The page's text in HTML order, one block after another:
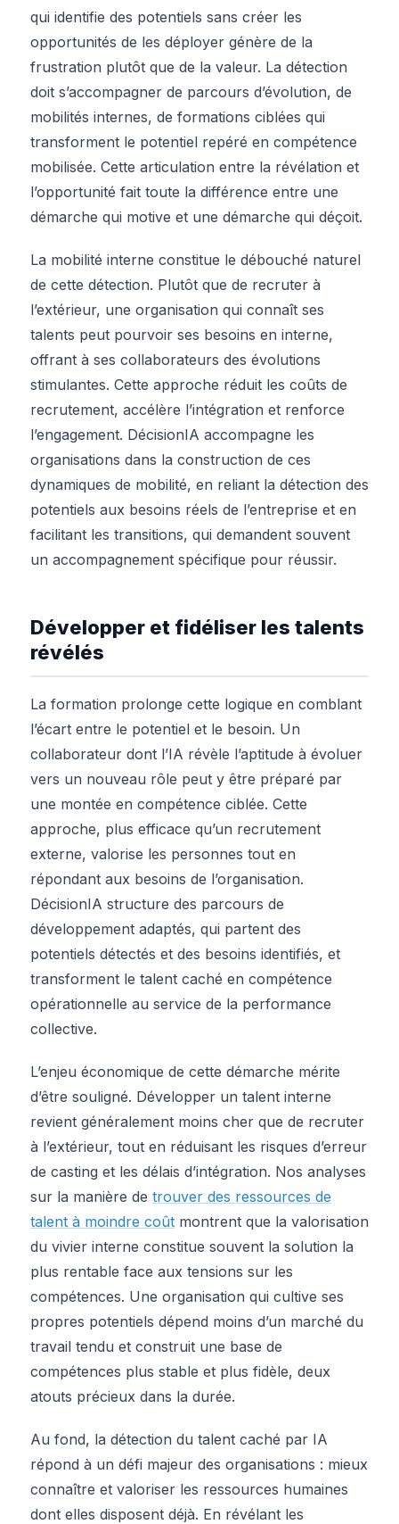
qui identifie des potentiels sans créer les
opportunités de les déployer génère de la
frustration plutôt que de la valeur. La détection
doit s’accompagner de parcours d’évolution, de
mobilités internes, de formations ciblées qui
transforment le potentiel repéré en compétence
mobilisée. Cette articulation entre la révélation et
l’opportunité fait toute la différence entre une
démarche qui motive et une démarche qui déçoit.
La mobilité interne constitue le débouché naturel
de cette détection. Plutôt que de recruter à
l’extérieur, une organisation qui connaît ses
talents peut pourvoir ses besoins en interne,
offrant à ses collaborateurs des évolutions
stimulantes. Cette approche réduit les coûts de
recrutement, accélère l’intégration et renforce
l’engagement. DécisionIA accompagne les
organisations dans la construction de ces
dynamiques de mobilité, en reliant la détection des
potentiels aux besoins réels de l’entreprise et en
facilitant les transitions, qui demandent souvent
un accompagnement spécifique pour réussir.
Développer et fidéliser les talents
révélés
La formation prolonge cette logique en comblant
l’écart entre le potentiel et le besoin. Un
collaborateur dont l’IA révèle l’aptitude à évoluer
vers un nouveau rôle peut y être préparé par
une montée en compétence ciblée. Cette
approche, plus efficace qu’un recrutement
externe, valorise les personnes tout en
répondant aux besoins de l’organisation.
DécisionIA structure des parcours de
développement adaptés, qui partent des
potentiels détectés et des besoins identifiés, et
transforment le talent caché en compétence
opérationnelle au service de la performance
collective.
L’enjeu économique de cette démarche mérite
d’être souligné. Développer un talent interne
revient généralement moins cher que de recruter
à l’extérieur, tout en réduisant les risques d’erreur
de casting et les délais d’intégration. Nos analyses
sur la manière de trouver des ressources de
talent à moindre coût montrent que la valorisation
du vivier interne constitue souvent la solution la
plus rentable face aux tensions sur les
compétences. Une organisation qui cultive ses
propres potentiels dépend moins d’un marché du
travail tendu et construit une base de
compétences plus stable et plus fidèle, deux
atouts précieux dans la durée.
Au fond, la détection du talent caché par IA
répond à un défi majeur des organisations : mieux
connaître et valoriser les ressources humaines
dont elles disposent déjà. En révélant les